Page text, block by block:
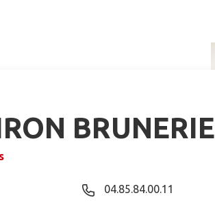
BRUNERIE
04.85.84.00.11